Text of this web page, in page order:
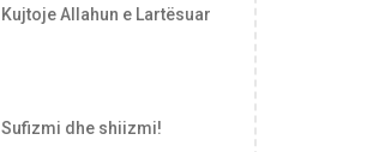
Kujtoje Allahun e Lartësuar
Sufizmi dhe shiizmi!